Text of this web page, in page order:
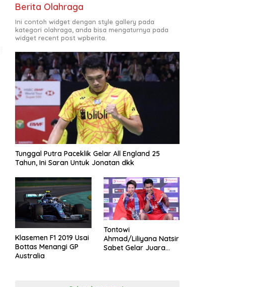
Berita Olahraga
Ini contoh widget dengan style gallery pada
kategori olahraga, anda bisa mengaturnya pada
widget recent post wpberita.
Tunggal Putra Paceklik Gelar All England 25
Tahun, Ini Saran Untuk Jonatan dkk
Klasemen F1 2019 Usai
Bottas Menangi GP
Australia
Tontowi
Ahmad/Liliyana Natsir
Sabet Gelar Juara